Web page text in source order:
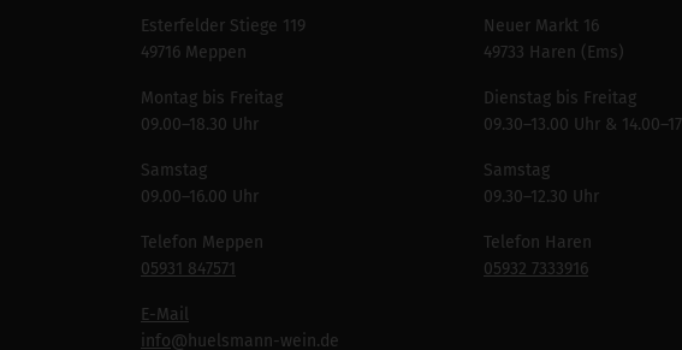
Esterfelder Stiege 119
49716 Meppen
Montag bis Freitag
09.00–18.30 Uhr
Samstag
09.00–16.00 Uhr
Telefon Meppen
05931 847571
E-Mail
info@huelsmann-wein.de
Neuer Markt 16
49733 Haren (Ems)
Dienstag bis Freitag
09.30–13.00 Uhr &
Samstag
09.30–12.30 Uhr
Telefon Haren
05932 7333916